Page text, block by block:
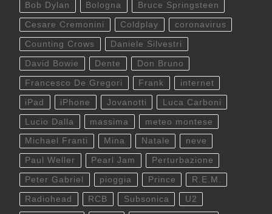
Bob Dylan Bologna Bruce Springsteen
Cesare Cremonini Coldplay coronavirus
Counting Crows Daniele Silvestri
David Bowie Dente Don Bruno
Francesco De Gregori Frank internet
iPad iPhone Jovanotti Luca Carboni
Lucio Dalla massima meteo montese
Michael Franti Mina Natale neve
Paul Weller Pearl Jam Perturbazione
Peter Gabriel pioggia Prince R.E.M.
Radiohead RCB Subsonica U2